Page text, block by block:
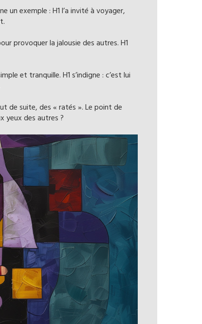
un exemple : H1 l’a invité à voyager,
provoquer la jalousie des autres. H1
et tranquille. H1 s’indigne : c’est lui
de suite, des « ratés ». Le point de
des autres ?